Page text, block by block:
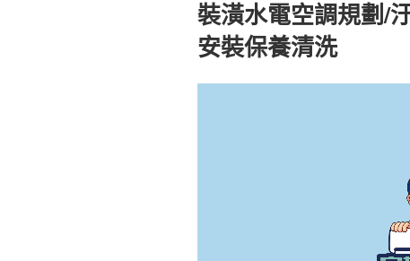
裝潢水電空調規劃/
安裝保養清洗